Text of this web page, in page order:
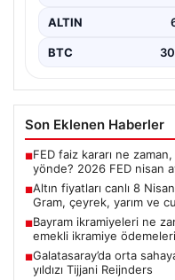
ALTIN
BTC
Son Eklenen Haberler
■FED faiz kararı ne
yönde? 2026 FED nisan
■Altın fiyatları canlı 8
Gram, çeyrek, yarım ve
■Bayram ikramiyeleri ne
emekli ikramiye ödemeleri
■Galatasaray’da orta
yıldızı Tijjani Reijnders